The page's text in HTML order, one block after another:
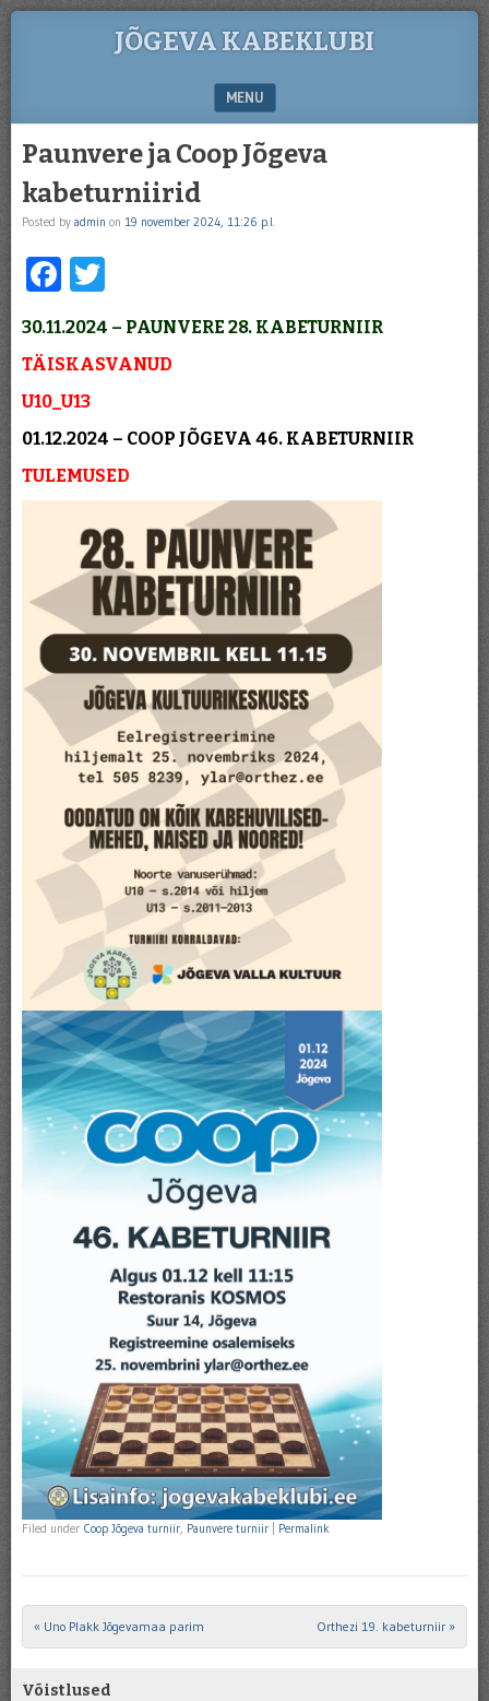
JÕGEVA KABEKLUBI
MENU
Paunvere ja Coop Jõgeva
kabeturniirid
Posted by admin on 19 november 2024, 11:26 p.l.
Facebook
30.11.2024 – PAUNVERE 28. KABETURNIIR
TÄISKASVANUD
U10_U13
01.12.2024 – COOP JÕGEVA 46. KABETURNIIR
TULEMUSED
Filed under Coop Jõgeva turniir, Paunvere turniir Permalink
Post navigation
« Uno Plakk Jõgevamaa parim Orthezi 19. kabeturniir »
Võistlused